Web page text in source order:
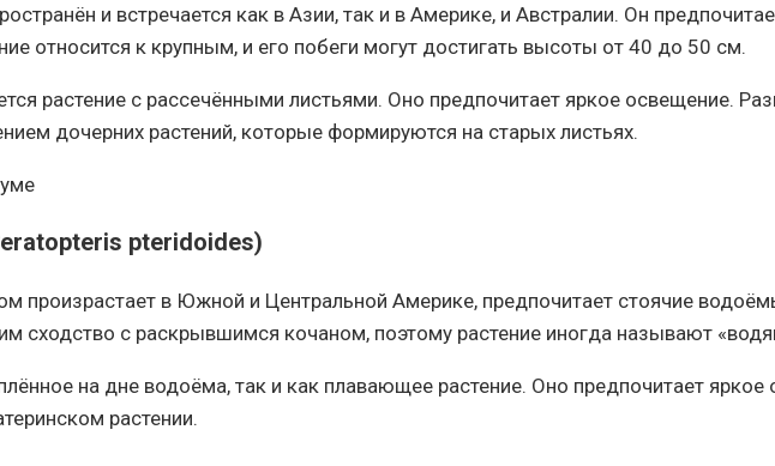
и встречается как в Азии, так и в Америке, и Австралии. Он
относится к крупным, и его побеги могут достигать высоты от 40 до 50 см.
растение с рассечёнными листьями. Оно предпочитает яркое освещение.
дочерних растений, которые формируются на старых листьях.
pteridoides)
произрастает в Южной и Центральной Америке, предпочитает стоячие
сходство с раскрывшимся кочаном, поэтому растение иногда называют
на дне водоёма, так и как плавающее растение. Оно предпочитает
растении.